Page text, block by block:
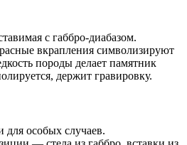
с габбро-диабазом.
вкрапления символизируют
породы делает памятник
держит гравировку.
особых случаев.